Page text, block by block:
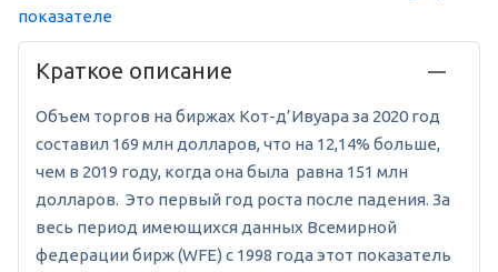
показателе
Краткое описание
Объем торгов на биржах Кот-д’Ивуара за 2020 год
составил 169 млн долларов, что на 12,14% больше,
чем в 2019 году, когда она была равна 151 млн
долларов. Это первый год роста после падения. За
весь период имеющихся данных Всемирной
федерации бирж (WFE) с 1998 года этот показатель